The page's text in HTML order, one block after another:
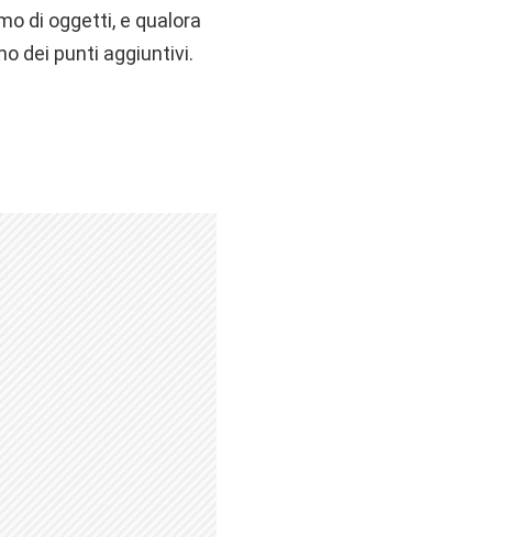
di oggetti, e qualora
dei punti aggiuntivi.